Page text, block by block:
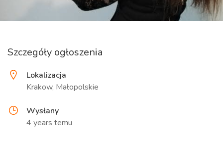
Szczegóły ogłoszenia
Lokalizacja
Krakow, Małopolskie
Wysłany
4 years temu